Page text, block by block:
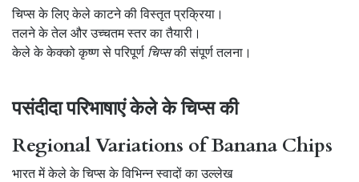
चिप्स के लिए केले काटने की विस्तृत प्रक्रिया।
तलने के तेल और उच्चतम स्तर का तैयारी।
केले के केक्को कृष्ण से परिपूर्ण चिप्सकी संपूर्ण तलना।
पसंदीदा परिभाषाएं केले के चिप्स की
Regional Variations of Banana Chips
भारत में केले के चिप्स के विभिन्न स्वादों का उल्लेख